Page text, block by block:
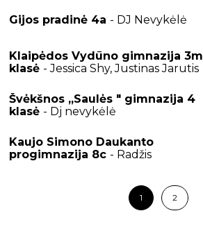
Gijos pradinė 4a - DJ Nevykėlė
Klaipėdos Vydūno gimnazija 3m
klasė - Jessica Shy, Justinas Jarutis
Švėkšnos ,,Saulės " gimnazija 4
klasė - Dj nevykėlė
Kaujo Simono Daukanto
progimnazija 8c - Radžis
1 2